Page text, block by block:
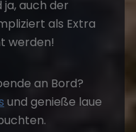
ja, auch der
als Extra
werden!
an Bord?
und genieße laue